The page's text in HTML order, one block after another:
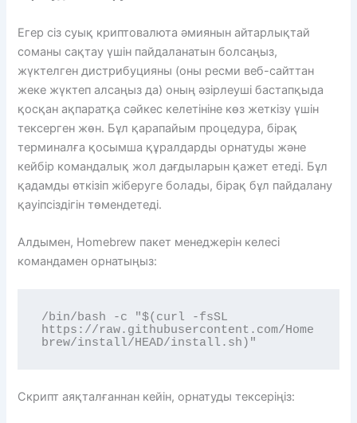
Егер сіз суық криптовалюта әмиянын айтарлықтай
соманы сақтау үшін пайдаланатын болсаңыз,
жүктелген дистрибуцияны (оны ресми веб-сайттан
жеке жүктеп алсаңыз да) оның әзірлеуші ​​​​бастапқыда
қосқан ақпаратқа сәйкес келетініне көз жеткізу үшін
тексерген жөн. Бұл қарапайым процедура, бірақ
терминалға қосымша құралдарды орнатуды және
кейбір командалық жол дағдыларын қажет етеді. Бұл
қадамды өткізіп жіберуге болады, бірақ бұл пайдалану
қауіпсіздігін төмендетеді.
Алдымен, Homebrew пакет менеджерін келесі
командамен орнатыңыз:
/bin/bash -c "$(curl -fsSL
https://raw.githubusercontent.com/Home
brew/install/HEAD/install.sh)"
Скрипт аяқталғаннан кейін, орнатуды тексеріңіз: